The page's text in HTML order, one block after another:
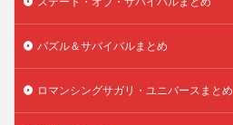
パズル＆サバイバルまとめ
ロマンシングサガリ・ユニバースまとめ